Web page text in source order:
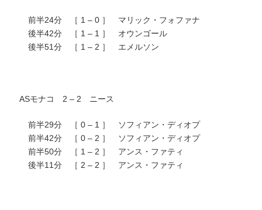
前半24分 ［ 1 – 0 ］ マリック・フォファナ
後半42分 ［ 1 – 1 ］ オウンゴール
後半51分 ［ 1 – 2 ］ エメルソン
ASモナコ 2 – 2 ニース
前半29分 ［ 0 – 1 ］ ソフィアン・ディオプ
前半42分 ［ 0 – 2 ］ ソフィアン・ディオプ
前半50分 ［ 1 – 2 ］ アンス・ファティ
後半11分 ［ 2 – 2 ］ アンス・ファティ